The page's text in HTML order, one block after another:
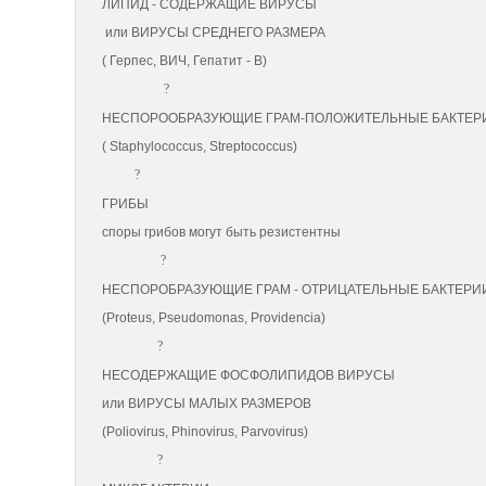
ЛИПИД - СОДЕРЖАЩИЕ ВИРУСЫ
или ВИРУСЫ СРЕДНЕГО РАЗМЕРА
( Герпес, ВИЧ, Гепатит - В)
?
НЕСПОРООБРАЗУЮЩИЕ ГРАМ-ПОЛОЖИТЕЛЬНЫЕ
( Staphylococcus, Streptococcus)
?
ГРИБЫ
споры грибов могут быть резистентны
?
НЕСПОРОБРАЗУЮЩИЕ ГРАМ - ОТРИЦАТЕЛЬНЫЕ
(Proteus, Pseudomonas, Providencia)
?
НЕСОДЕРЖАЩИЕ ФОСФОЛИПИДОВ ВИРУСЫ
или ВИРУСЫ МАЛЫХ РАЗМЕРОВ
(Poliovirus, Phinovirus, Parvovirus)
?